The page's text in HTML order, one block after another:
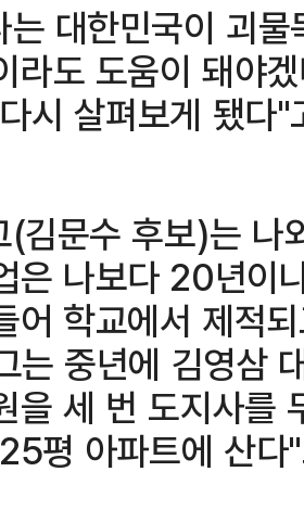
대한민국이 괴
라도 도움이 돼야
시 살펴보게 됐다"
김문수 후보)는 나
은 나보다 20년이
어 학교에서 제적
는 중년에 김영삼
을 세 번 도지사를
평 아파트에 산다